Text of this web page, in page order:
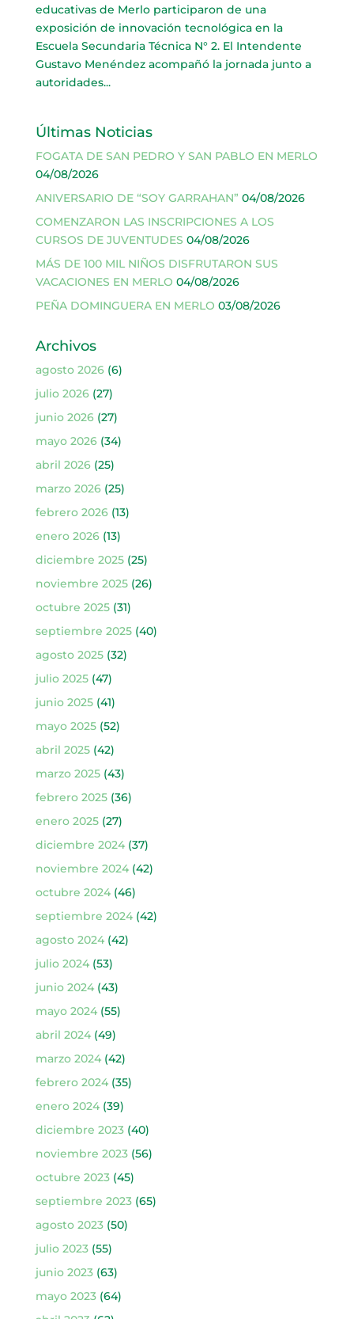
educativas de Merlo participaron de una
exposición de innovación tecnológica en la
Escuela Secundaria Técnica N° 2. El Intendente
Gustavo Menéndez acompañó la jornada junto a
autoridades...
Últimas Noticias
FOGATA DE SAN PEDRO Y SAN PABLO EN MERLO
04/08/2026
ANIVERSARIO DE “SOY GARRAHAN” 04/08/2026
COMENZARON LAS INSCRIPCIONES A LOS
CURSOS DE JUVENTUDES 04/08/2026
MÁS DE 100 MIL NIÑOS DISFRUTARON SUS
VACACIONES EN MERLO 04/08/2026
PEÑA DOMINGUERA EN MERLO 03/08/2026
Archivos
agosto 2026(6)
julio 2026(27)
junio 2026(27)
mayo 2026(34)
abril 2026(25)
marzo 2026(25)
febrero 2026(13)
enero 2026(13)
diciembre 2025(25)
noviembre 2025(26)
octubre 2025(31)
septiembre 2025(40)
agosto 2025(32)
julio 2025(47)
junio 2025(41)
mayo 2025(52)
abril 2025(42)
marzo 2025(43)
febrero 2025(36)
enero 2025(27)
diciembre 2024(37)
noviembre 2024(42)
octubre 2024(46)
septiembre 2024(42)
agosto 2024(42)
julio 2024(53)
junio 2024(43)
mayo 2024(55)
abril 2024(49)
marzo 2024(42)
febrero 2024(35)
enero 2024(39)
diciembre 2023(40)
noviembre 2023(56)
octubre 2023(45)
septiembre 2023(65)
agosto 2023(50)
julio 2023(55)
junio 2023(63)
mayo 2023(64)